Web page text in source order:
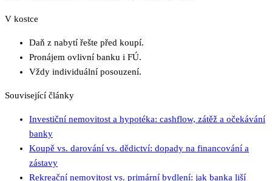
V kostce
Daň z nabytí řešte před koupí.
Pronájem ovlivní banku i FÚ.
Vždy individuální posouzení.
Související články
Investiční nemovitost a hypotéka: cashflow, zátěž a očekávání
banky
Koupě vs. darování vs. dědictví: dopady na financování a
zástavy
Rekreační nemovitost vs. primární bydlení: jak banka liší